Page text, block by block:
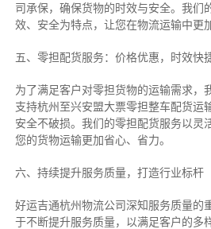
司承保，确保货物的时效与安全。我们
效、安全为特点，让您在物流运输中更
五、零担配货服务：价格优惠，时效快
为了满足客户对零担货物的运输需求，
支持杭州至兴安盟大票零担整车配货运
安全不破损。我们的零担配货服务以灵
您的货物运输更加省心、省力。
六、持续提升服务质量，打造行业标杆
好运吉通杭州物流公司深知服务质量的
于不断提升服务质量，以满足客户的多